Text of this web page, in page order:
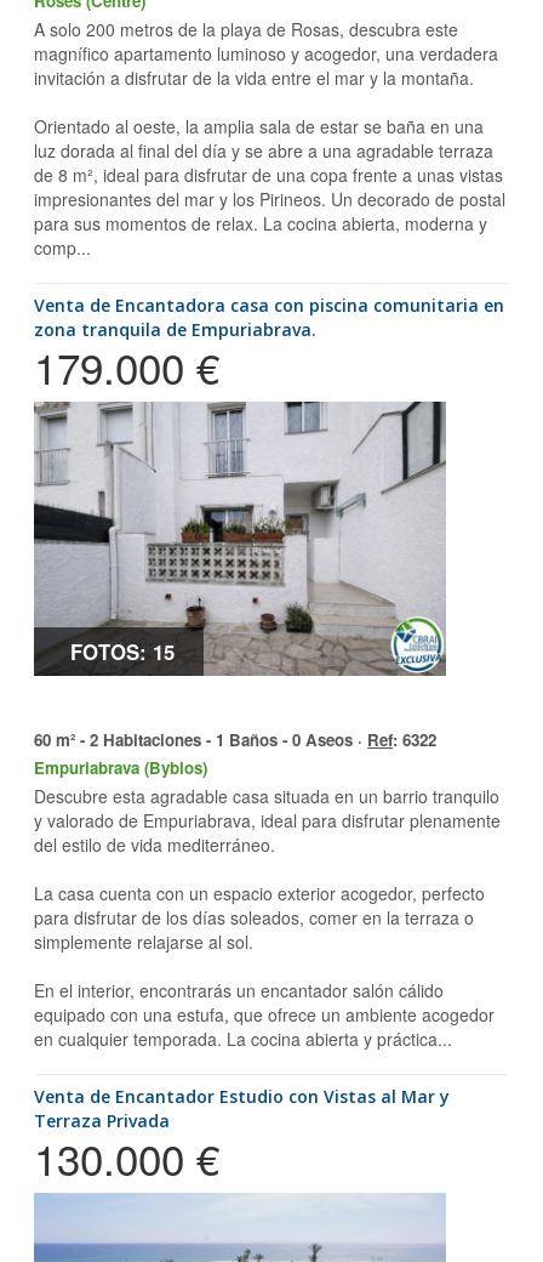
A solo 200 metros de la playa de Rosas, descubra este
magnífico apartamento luminoso y acogedor, una verdadera
invitación a disfrutar de la vida entre el mar y la montaña.
Orientado al oeste, la amplia sala de estar se baña en una
luz dorada al final del día y se abre a una agradable terraza
de 8 m², ideal para disfrutar de una copa frente a unas vistas
impresionantes del mar y los Pirineos. Un decorado de postal
para sus momentos de relax. La cocina abierta, moderna y
comp...
Venta de Encantadora casa con piscina comunitaria en
zona tranquila de Empuriabrava.
179.000 €
FOTOS: 15
60 m² - 2 Habitaciones - 1 Baños - 0 Aseos · Ref: 6322
Empuriabrava (Byblos)
Descubre esta agradable casa situada en un barrio tranquilo
y valorado de Empuriabrava, ideal para disfrutar plenamente
del estilo de vida mediterráneo.
La casa cuenta con un espacio exterior acogedor, perfecto
para disfrutar de los días soleados, comer en la terraza o
simplemente relajarse al sol.
En el interior, encontrarás un encantador salón cálido
equipado con una estufa, que ofrece un ambiente acogedor
en cualquier temporada. La cocina abierta y práctica...
Venta de Encantador Estudio con Vistas al Mar y
Terraza Privada
130.000 €